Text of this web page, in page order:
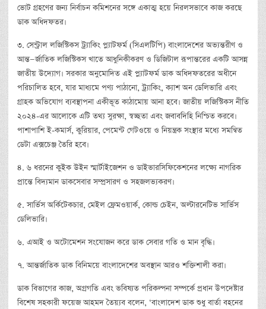
ভোট গ্রহণের জন্য নির্বাচন কমিশনের সঙ্গে একাত্ম হয়ে নিরলসভাবে কাজ করছে
ডাক অধিদফতর।
৩. সেন্ট্রাল লজিস্টিকস ট্র্যাকিং প্ল্যাটফর্ম (সিএলটিপি) বাংলাদেশের অভ্যন্তরীণ ও
আন্ত—র্জাতিক লজিস্টিকস খাতে আধুনিকীকরণ ও ডিজিটাল রূপান্তরের একটি আসন্ন
জাতীয় উদ্যোগ। সরকার অনুমোদিত এই প্ল্যাটফর্ম ডাক অধিদফতরের অধীনে
পরিচালিত হবে, যার মাধ্যমে পণ্য পাঠানো, ট্র্যাকিং, ক্যাশ অন ডেলিভারি এবং
গ্রাহক অভিযোগ ব্যবস্থাপনা একীভূত কাঠামোয় আনা হবে। জাতীয় লজিস্টিকস নীতি
২০২৪-এর আলোকে এটি তথ্য সুরক্ষা, স্বচ্ছতা এবং জবাবদিহি নিশ্চিত করবে।
পাশাপাশি ই-কমার্স, কুরিয়ার, পেমেন্ট গেটওয়ে ও নিয়ন্ত্রক সংস্থার মধ্যে সমন্বিত
ডেটা এক্সচেঞ্জ তৈরি হবে।
৪. ৬ ধরনের কুইক উইন স্মার্টাইজেশন ও ডাইভারসিফিকেশনের লক্ষ্যে নাগরিক
প্রান্তে বিদ্যমান ডাকসেবার সম্প্রসারণ ও সহজলভ্যকরণ।
৫. সার্ভিস অর্কিটেকচার, মেইল ফ্রেমওয়ার্ক, কোল্ড চেইন, অল্টারনেটিভ সার্ভিস
ডেলিভারি।
৬. এআই ও অটোমেশন সংযোজন করে ডাক সেবার গতি ও মান বৃদ্ধি।
৭. আন্তর্জাতিক ডাক বিনিময়ে বাংলাদেশের অবস্থান আরও শক্তিশালী করা।
ডাক বিভাগের কাজ, অগ্রগতি এবং ভবিষ্যত পরিকল্পনা সম্পর্কে প্রধান উপদেষ্টার
বিশেষ সহকারী ফয়েজ আহমদ তৈয়্যব বলেন, ‘বাংলাদেশ ডাক শুধু বার্তা বহনের